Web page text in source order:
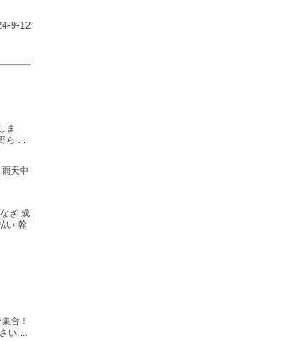
9-12
ま
ら ...
天中
ぎ 成
い 幹
合！
い ...